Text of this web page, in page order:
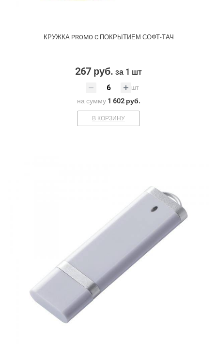
КРУЖКА PROMO C ПОКРЫТИЕМ СОФТ-ТАЧ
267 руб. за 1 шт
шт
на сумму 1 602 руб.
В КОРЗИНУ